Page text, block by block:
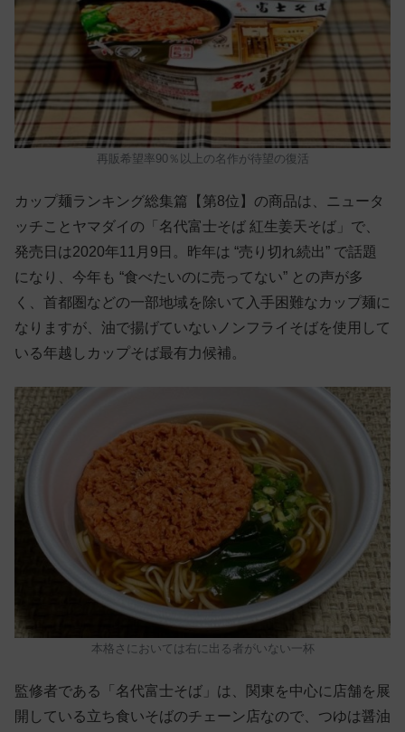
再販希望率90％以上の名作が待望の復活
カップ麺ランキング総集篇【第8位】の商品は、ニュータ
ッチことヤマダイの「名代富士そば 紅生姜天そば」で、
発売日は2020年11月9日。昨年は “売り切れ続出” で話題
になり、今年も “食べたいのに売ってない” との声が多
く、首都圏などの一部地域を除いて入手困難なカップ麺に
なりますが、油で揚げていないノンフライそばを使用して
いる年越しカップそば最有力候補。
本格さにおいては右に出る者がいない一杯
監修者である「名代富士そば」は、関東を中心に店舗を展
開している立ち食いそばのチェーン店なので、つゆは醤油